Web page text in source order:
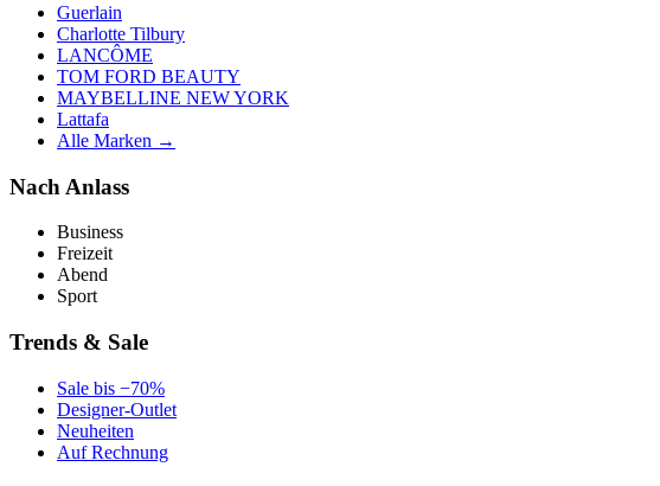
Guerlain
Charlotte Tilbury
LANCÔME
TOM FORD BEAUTY
MAYBELLINE NEW YORK
Lattafa
Alle Marken →
Nach Anlass
Business
Freizeit
Abend
Sport
Trends & Sale
Sale bis −70%
Designer-Outlet
Neuheiten
Auf Rechnung